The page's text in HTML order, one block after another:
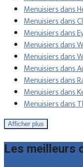
Menuisiers dans
Menuisiers dans
Menuisiers dans
Menuisiers dans
Menuisiers dans
Menuisiers dans
Menuisiers dans
Menuisiers dans
Menuisiers dans
Afficher plus
Les meilleurs